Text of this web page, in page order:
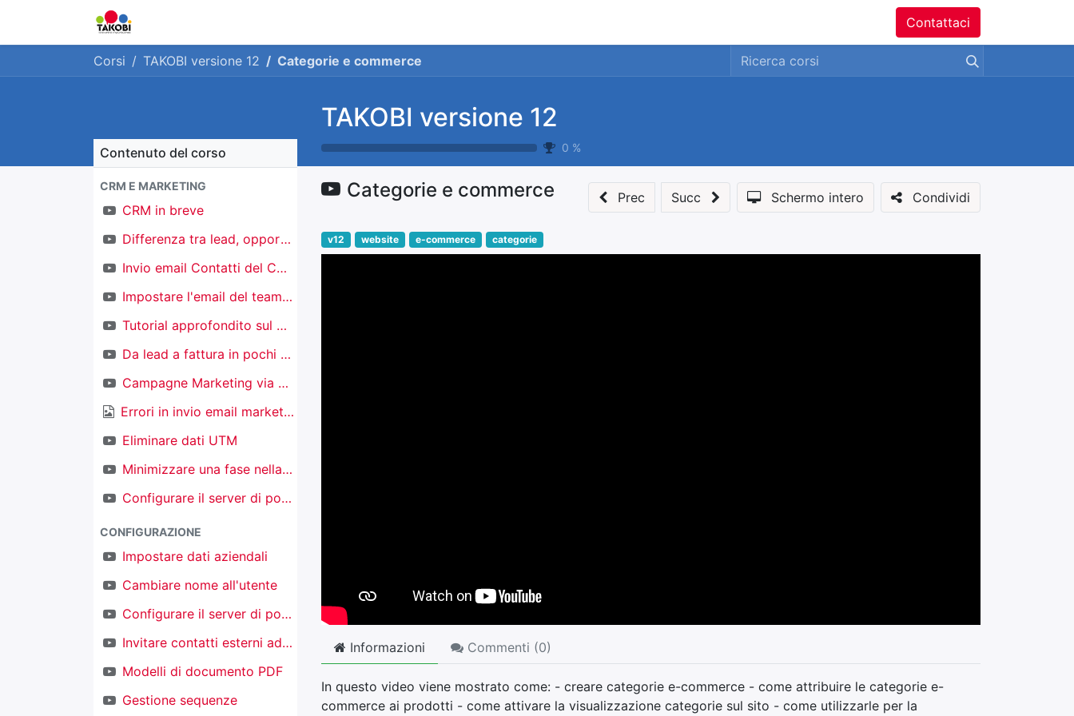
Contattaci
Corsi TAKOBI versione 12 Categorie e commerce
TAKOBI versione 12
0 %
Contenuto del corso
CRM E MARKETING
CRM in breve
Differenza tra lead, opportunità e contatti
Invio email Contatti del CRM
Impostare l'email del team di vendita
Tutorial approfondito sul CRM
Da lead a fattura in pochi click
Campagne Marketing via email
Errori in invio email marketing
Eliminare dati UTM
Minimizzare una fase nella kanban nel CRM
Configurare il server di posta in ingresso per creare nuovi oggetti
CONFIGURAZIONE
Impostare dati aziendali
Cambiare nome all'utente
Configurare il server di posta in uscita
Invitare contatti esterni ad accedere al proprio TAKOBI
Modelli di documento PDF
Gestione sequenze
Categorie e commerce Prec Succ Schermo intero Condividi
v12 website e-commerce categorie
Informazioni Commenti (0)
In questo video viene mostrato come: - creare categorie e-commerce - come attribuire le categorie e-
commerce ai prodotti - come attivare la visualizzazione categorie sul sito - come utilizzarle per la